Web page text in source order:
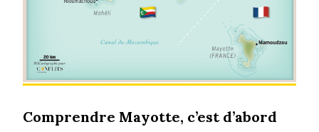
Comprendre Mayotte, c’est d’abord